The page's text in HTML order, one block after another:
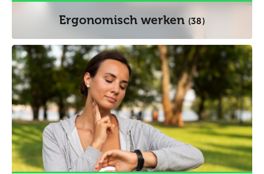
Ergonomisch werken (38)